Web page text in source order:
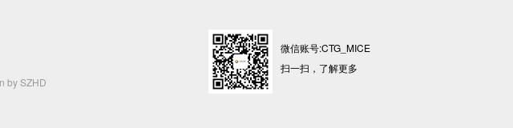
by SZHD
微信账号:CTG_MICE
扫一扫，了解更多